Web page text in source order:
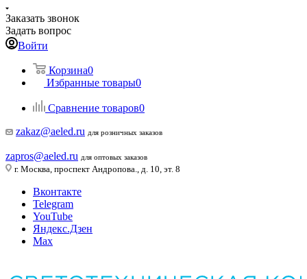
Заказать звонок
Задать вопрос
Войти
Корзина0
Избранные товары0
Сравнение товаров0
zakaz@aeled.ru для розничных заказов
zapros@aeled.ru для оптовых заказов
г. Москва, проспект Андропова., д. 10, эт. 8
Вконтакте
Telegram
YouTube
Яндекс.Дзен
Max